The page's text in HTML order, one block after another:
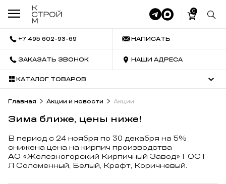
0
+7 495 602-93-69 НАПИСАТЬ
ЗАКАЗАТЬ ЗВОНОК НАШИ АДРЕСА
КАТАЛОГ ТОВАРОВ
Главная Акции и новости Акции
Зима ближе, цены ниже!
В период с 24 ноября по 30 декабря на 5%
снижена цена на кирпич производства
АО «Железногорский Кирпичный Завод» ГОСТ
Л Соломенный, Белый, Крафт, Коричневый.